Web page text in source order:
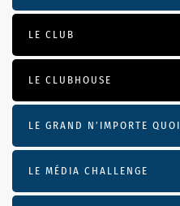
LE CLUB
LE CLUBHOUSE
LE GRAND N’IMPORTE QUOI
LE MÉDIA CHALLENGE